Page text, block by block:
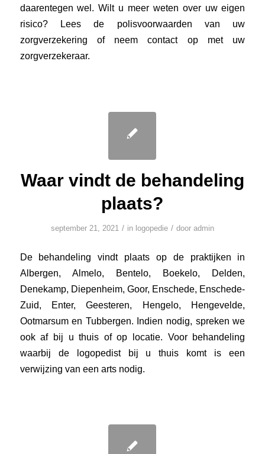
daarentegen wel. Wilt u meer weten over uw eigen
risico? Lees de polisvoorwaarden van uw
zorgverzekering of neem contact op met uw
zorgverzekeraar.
Waar vindt de behandeling
plaats?
september 21, 2021 / in logopedie / door admin
De behandeling vindt plaats op de praktijken in
Albergen, Almelo, Bentelo, Boekelo, Delden,
Denekamp, Diepenheim, Goor, Enschede, Enschede-
Zuid, Enter, Geesteren, Hengelo, Hengevelde,
Ootmarsum en Tubbergen. Indien nodig, spreken we
ook af bij u thuis of op locatie. Voor behandeling
waarbij de logopedist bij u thuis komt is een
verwijzing van een arts nodig.